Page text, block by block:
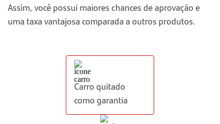
Assim, você possui maiores chances de aprovação e
uma taxa vantajosa comparada a outros produtos.
Carro quitado
como garantia